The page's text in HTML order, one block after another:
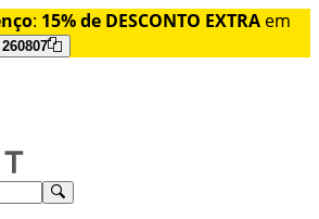
: 15% de DESCONTO EXTRA em